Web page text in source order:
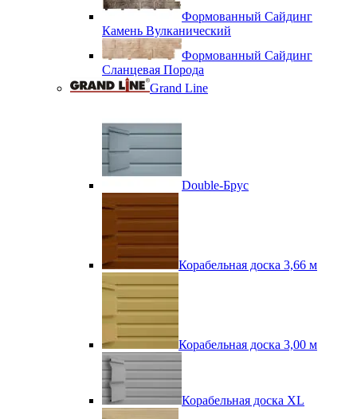
Формованный Сайдинг
Камень Вулканический
Формованный Сайдинг
Сланцевая Порода
Grand Line
Double-Брус
Корабельная доска 3,66 м
Корабельная доска 3,00 м
Корабельная доска XL